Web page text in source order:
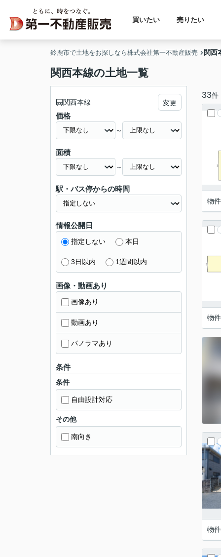
買いたい 売りたい
鈴鹿市で土地をお探しなら株式会社第一不動産販売 関西
関西本線の土地一覧
33件
物
物
物
関西本線 変更
価格
～
面積
～
駅・バス停からの時間
情報公開日
指定しない 本日
3日以内 1週間以内
画像・動画あり
画像あり
動画あり
パノラマあり
条件
条件
自由設計対応
その他
南向き